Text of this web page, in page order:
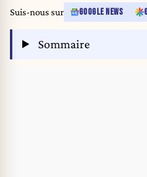
Suis-nous sur GOOGLE NEWS
Sommaire